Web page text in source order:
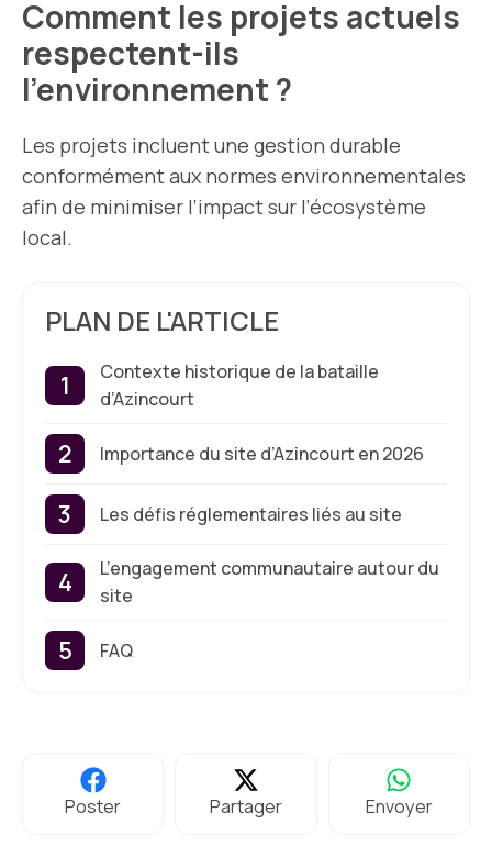
Comment les projets actuels
respectent-ils
l’environnement ?
Les projets incluent une gestion durable
conformément aux normes environnementales
afin de minimiser l’impact sur l’écosystème
local.
PLAN DE L'ARTICLE
Contexte historique de la bataille
d’Azincourt
Importance du site d’Azincourt en 2026
Les défis réglementaires liés au site
L’engagement communautaire autour du
site
FAQ
Poster Partager Envoyer